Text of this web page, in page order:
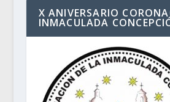
X ANIVERSARIO
INMACULADA